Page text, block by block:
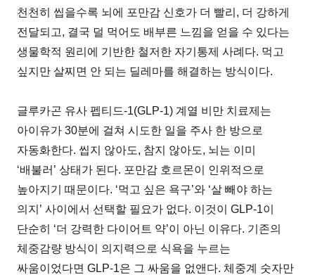
천천히 씹을수록 뇌에 포만감 신호가 더 빨리, 더 강하게
전달되고, 결국 덜 먹어도 배부른 느낌을 얻을 수 있다는
생물학적 원리에 기반한 철저한 자기통제 사례다. 먹고
싶지만 살찌면 안 되는 딜레마를 해결하는 방식이다.
글루카곤 유사 펩티드-1(GLP-1) 계열 비만 치료제는
아이유가 30분에 걸쳐 시도한 일을 주사 한 방으로
자동화한다. 씹지 않아도, 참지 않아도, 뇌는 이미
‘배불러’ 상태가 된다. 포만감 호르몬이 인위적으로
높아지기 때문이다. ‘먹고 싶은 욕구’와 ‘살 빼야 하는
의지’ 사이에서 선택할 필요가 없다. 이것이 GLP-1이
단순히 ‘더 강력한 다이어트 약’이 아닌 이유다. 기존의
체중감량 방식이 의지력으로 식욕을 누르는
싸움이었다면 GLP-1은 그 싸움을 없앤다. 체중계 숫자만